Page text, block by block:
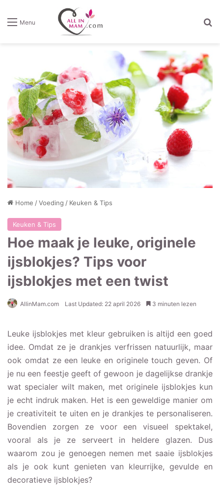
Menu
Home /Voeding / Keuken & Tips
Keuken & Tips
Hoe maak je leuke, originele
ijsblokjes? Tips voor
ijsblokjes met een twist
AllinMam.com Last Updated: 22 april 2026 3 minuten lezen
Leuke ijsblokjes met kleur gebruiken is altijd een goed
idee. Omdat ze je drankjes verfrissen natuurlijk, maar
ook omdat ze een leuke en originele touch geven. Of
je nu een feestje geeft of gewoon je dagelijkse drankje
wat specialer wilt maken, met originele ijsblokjes kun
je echt indruk maken. Het is een geweldige manier om
je creativiteit te uiten en je drankjes te personaliseren.
Bovendien zorgen ze voor een visueel spektakel,
vooral als je ze serveert in heldere glazen. Dus
waarom zou je genoegen nemen met saaie ijsblokjes
als je ook kunt genieten van kleurrijke, gevulde en
decoratieve ijsblokjes?